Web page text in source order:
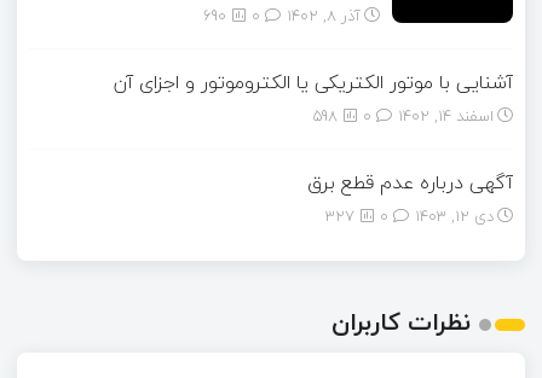
آذر ۸, ۱۴۰۲ 690
آشنایی با موتور الکتریکی یا الکتروموتور و اجزای آن
اسفند ۱۴, ۱۴۰۲ 598
آگهی درباره عدم قطع برق
دی ۱۲, ۱۴۰۳ 327
نظرات کاربران